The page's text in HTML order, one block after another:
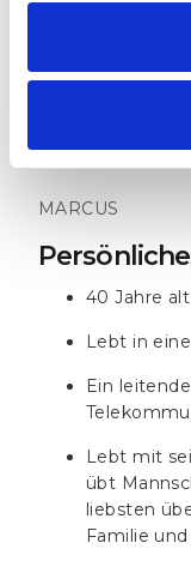
Ein
MARCUS
40 Jahre alt
Lebt in
Ein
Lebt mit
übt
liebsten
Familie